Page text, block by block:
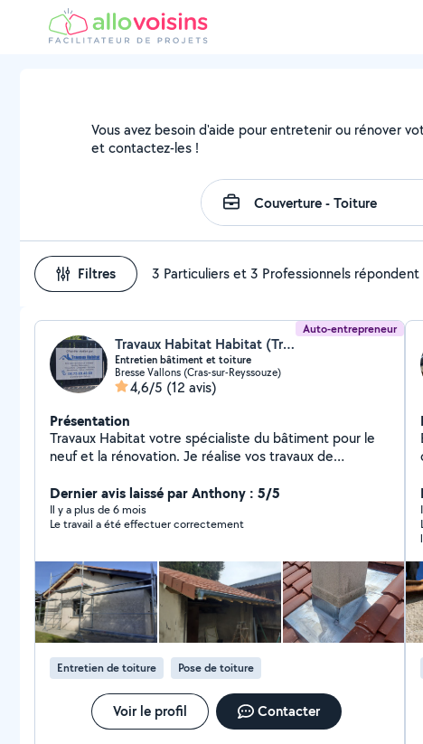
Vous avez besoin d'aide pour entretenir ou rénover
et contactez-les !
Filtres 3 Particuliers et 3 Professionnels répondent
Auto-entrepreneur
Travaux Habitat Habitat (Travaux)
Entretien bâtiment et toiture
Bresse Vallons (Cras-sur-Reyssouze)
4,6/5 (12 avis)
Présentation
Travaux Habitat votre spécialiste du bâtiment pour le
neuf et la rénovation. Je réalise vos travaux de
maçonnerie, installation de velux et recherche de fuite
sur toiture. Expertise et qualité assurée contactez moi
pour concrétiser tous vos projets d'habitat.
Dernier avis laissé par Anthony : 5/5
Il y a plus de 6 mois
Le travail a été effectuer correctement
Entretien de toiture Pose de toiture
Voir le profil Contacter